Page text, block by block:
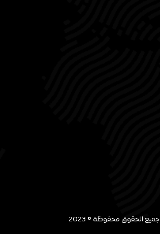
جميع الحقوق محفوظة © 2023